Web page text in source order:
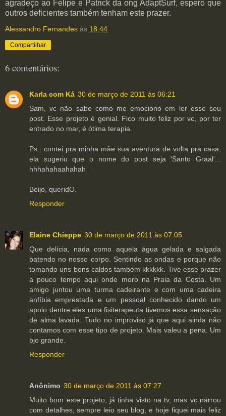
agradeço ao Felipe e Patrick da ong AdaptSurf, espero que
outros deficientes também tenham este prazer.
Alessandro Fernandes às 18:44
Compartilhar
6 comentários:
Karla com Ká 30 de março de 2011 às 06:21
Sam, vc não sabe como me emociono em ler esse seu
post. Esse projeto é genial. Fico muito feliz por vc, por ter
entrado no mar, é ótima terapia.
Ps.: contei pra minha mãe sua aventura de volta pra casa,
ela sugeriu que o nome do post seja 'Santo Graal'...
hhhahahaahahah
Beijo, queridO.
Responder
Elaine Chieppe 30 de março de 2011 às 07:05
Que delícia, nada como aquela água gelada e salgada
batendo no nosso corpo. Sentindo as ondas e porque não
tomando uns bons caldos também kkkkkk. Tive esse prazer
a pouco tempo aqui onde moro na Praia da Costa. Um
amigo juntou uma turma cadeirante e com uma cadeira
anfíbia emprestada e um pessoal conhecido dando um
apoio dentre eles uma fisiterapeuta tivemos essa sensação
de alma lavada. Tudo no improviso já que aqui ainda não
contamos com esse tipo de projeto. Mais valeu a pena. Um
bjo grande.
Responder
Anônimo 30 de março de 2011 às 07:27
Muito bom este projeto, já tinha visto na tv, mas vc narrou
com detalhes, sempre leio seu blog, e hoje fiquei mais feliz